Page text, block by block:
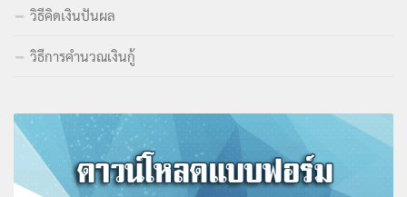
วิธีคิดเงินปันผล
วิธีการคำนวณเงินกู้